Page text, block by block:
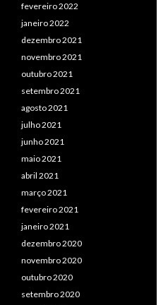
fevereiro 2022
janeiro 2022
dezembro 2021
novembro 2021
outubro 2021
setembro 2021
agosto 2021
julho 2021
junho 2021
maio 2021
abril 2021
março 2021
fevereiro 2021
janeiro 2021
dezembro 2020
novembro 2020
outubro 2020
setembro 2020